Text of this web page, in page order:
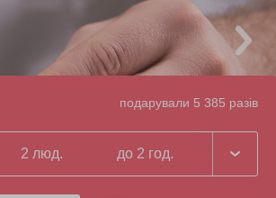
подарували 5 385 разів
2 люд. до 2 год.